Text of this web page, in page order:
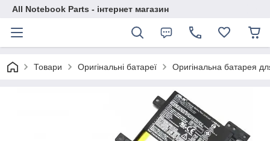
All Notebook Parts - інтернет магазин
Товари Оригінальні батареї Оригінальна батарея